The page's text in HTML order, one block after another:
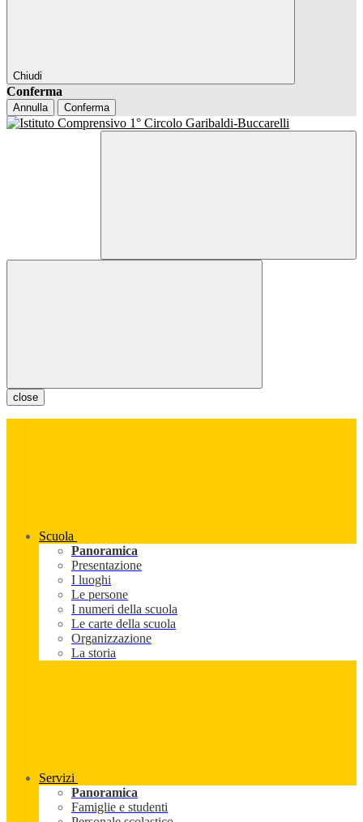
Chiudi
Conferma
Annulla Conferma
close
Scuola
Panoramica
Presentazione
I luoghi
Le persone
I numeri della scuola
Le carte della scuola
Organizzazione
La storia
Servizi
Panoramica
Famiglie e studenti